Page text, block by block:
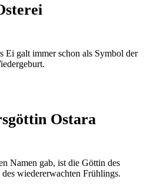
Ei galt immer schon als Symbol der
Ostara
Namen gab, ist die Göttin des
wiedererwachten Frühlings.